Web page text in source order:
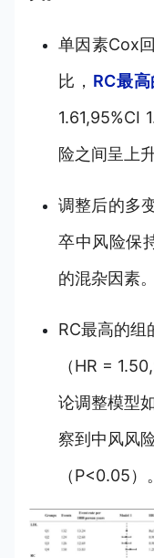
单因素Cox
比， RC最
1.61,95%CI
险之间呈上
调整后的多
卒中风险保
的混杂因素。
RC最高的组
（HR =
论调整模型
察到中风风
（P<0.05）。